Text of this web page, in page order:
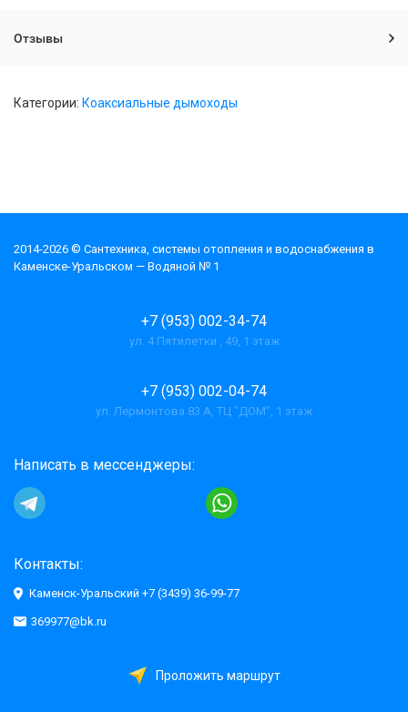
Отзывы
Категории: Коаксиальные дымоходы
2014-2026 © Cантехника, системы отопления и водоснабжения в
Каменске-Уральском — Водяной № 1
+7 (953) 002-34-74
ул. 4 Пятилетки , 49, 1 этаж
+7 (953) 002-04-74
ул. Лермонтова 83 А, ТЦ "ДОМ", 1 этаж
Написать в мессенджеры:
Контакты:
Каменск-Уральский +7 (3439) 36-99-77
369977@bk.ru
Проложить маршрут